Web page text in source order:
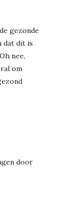
gezonde
dat dit is
nee,
om
door